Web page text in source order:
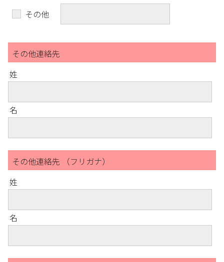
その他
その他連絡先
姓
名
その他連絡先 （フリガナ）
姓
名